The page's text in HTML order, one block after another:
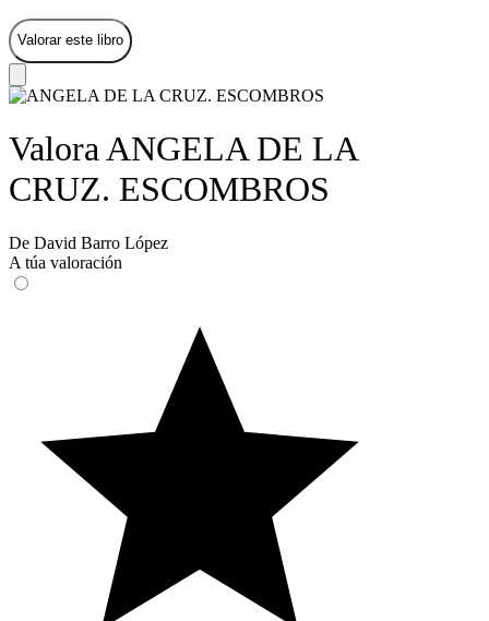
Valorar este libro
Valora ANGELA DE LA
CRUZ. ESCOMBROS
De David Barro López
A túa valoración